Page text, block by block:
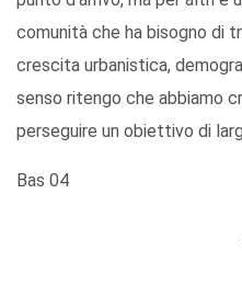
comunità che ha bisogno di
crescita urbanistica,
senso ritengo che abbiamo
perseguire un obiettivo di
Bas 04